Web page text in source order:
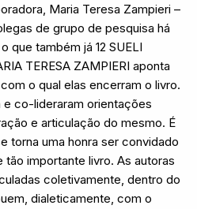
Maria Teresa Zampieri –
de grupo de pesquisa há
que também já 12 SUELI
TERESA ZAMPIERI aponta
o qual elas encerram o livro.
e co-lideraram orientações
e articulação do mesmo. É
torna uma honra ser convidado
importante livro. As autoras
coletivamente, dentro do
dialeticamente, com o